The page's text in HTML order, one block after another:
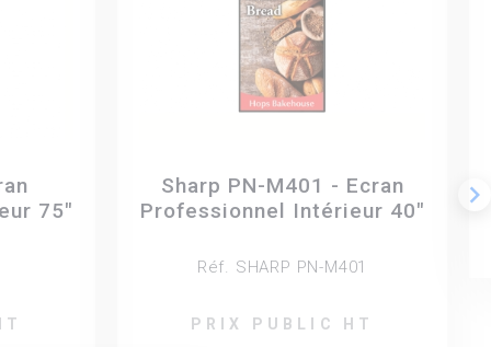
keyboard_arrow_right
75"
Sharp PN-M401 - Ecran
Professionnel Intérieur 40"
Réf. SHARP PN-M401
PRIX PUBLIC HT